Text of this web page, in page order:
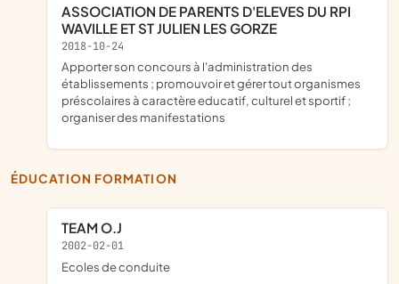
ASSOCIATION DE PARENTS D'ELEVES DU RPI
WAVILLE ET ST JULIEN LES GORZE
2018-10-24
apporter son concours à l'administration des
établissements ; promouvoir et gérer tout organismes
préscolaires à caractère educatif, culturel et sportif ;
organiser des manifestations
ÉDUCATION FORMATION
TEAM O.J
2002-02-01
Ecoles de conduite